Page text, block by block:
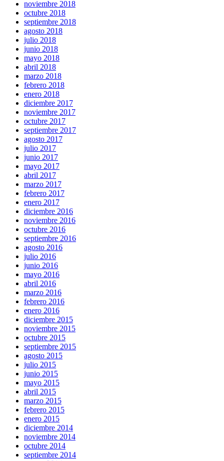
noviembre 2018
octubre 2018
septiembre 2018
agosto 2018
julio 2018
junio 2018
mayo 2018
abril 2018
marzo 2018
febrero 2018
enero 2018
diciembre 2017
noviembre 2017
octubre 2017
septiembre 2017
agosto 2017
julio 2017
junio 2017
mayo 2017
abril 2017
marzo 2017
febrero 2017
enero 2017
diciembre 2016
noviembre 2016
octubre 2016
septiembre 2016
agosto 2016
julio 2016
junio 2016
mayo 2016
abril 2016
marzo 2016
febrero 2016
enero 2016
diciembre 2015
noviembre 2015
octubre 2015
septiembre 2015
agosto 2015
julio 2015
junio 2015
mayo 2015
abril 2015
marzo 2015
febrero 2015
enero 2015
diciembre 2014
noviembre 2014
octubre 2014
septiembre 2014